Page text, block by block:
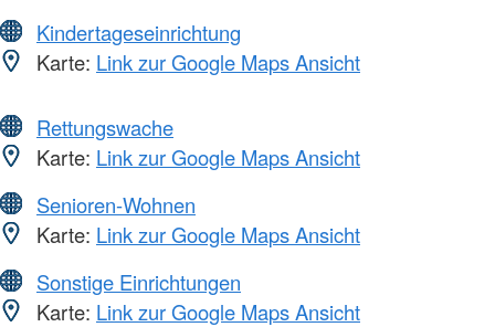
Kindertageseinrichtung
Karte: Link zur Google Maps Ansicht
Rettungswache
Karte: Link zur Google Maps Ansicht
Senioren-Wohnen
Karte: Link zur Google Maps Ansicht
Sonstige Einrichtungen
Karte: Link zur Google Maps Ansicht